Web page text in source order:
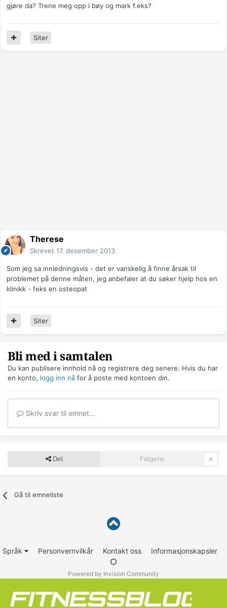
gjøre da? Trene meg opp i bøy og mark f.eks?
Siter
Therese
Skrevet 17. desember 2013
Som jeg sa innledningsvis - det er vanskelig å finne årsak til
problemet på denne måten, jeg anbefaler at du søker hjelp hos en
klinikk - feks en osteopat
Siter
Bli med i samtalen
Du kan publisere innhold nå og registrere deg senere. Hvis du har
en konto, logg inn nå for å poste med kontoen din.
Skriv svar til emnet...
Del Følgere 0
Gå til emneliste
Språk Personvernvilkår Kontakt oss Informasjonskapsler
Powered by Invision Community